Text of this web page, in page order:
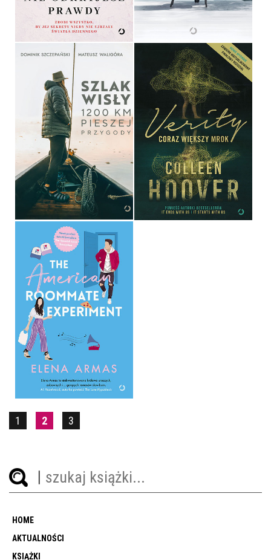
49,99 ZŁ 49,99 ZŁ
SZLAK WISŁY. 1200 KM
PIESZEJ PRZYGODY
MATEUSZ WALIGÓRA,
DOMINIK SZCZEPAŃSKI
OPRAWA MIĘKKA
79,99 ZŁ
VERITY. CORAZ WIĘKSZY
MROK
COLLEEN HOOVER
OPRAWA MIĘKKA
49,99 ZŁ
THE AMERICAN
ROOMMATE EXPERIMENT
OPRAWA MIĘKKA
49,99 ZŁ
1 2 3
HOME
AKTUALNOŚCI
KSIĄŻKI